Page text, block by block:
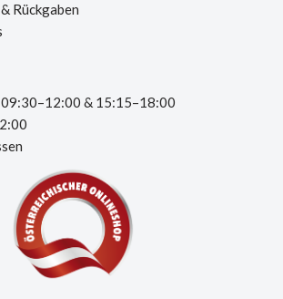
Rückgaben
& 15:15–18:00